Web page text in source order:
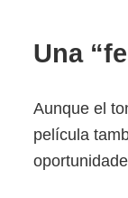
Una
Aunque el
película